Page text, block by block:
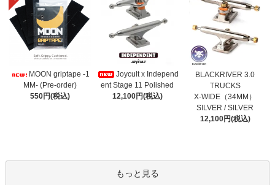
MOON griptape -1
MM- (Pre-order)
550円(税込)
Joycult x Independ
ent Stage 11 Polished
12,100円(税込)
BLACKRIVER 3.0
TRUCKS
X-WIDE（34MM）
SILVER / SILVER
12,100円(税込)
もっと見る